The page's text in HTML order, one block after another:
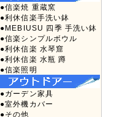
●信楽焼 重蔵窯
●利休信楽手洗い鉢
●MEBIUSU 四季 手洗い鉢
●信楽シンプルボウル
●利休信楽 水琴窟
●利休信楽 水瓶 蹲
●信楽照明
●ガーデン家具
●室外機カバー
●その他